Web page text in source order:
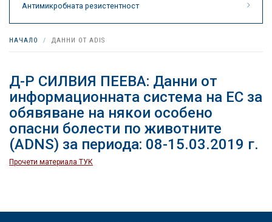
Антимикробната резистентност
НАЧАЛО ДАННИ ОТ ADIS
Д-Р СИЛВИЯ ПЕЕВА: Данни от
информационната система на ЕС за
обявяване на някои особено
опасни болести по животните
(ADNS) за периода: 08-15.03.2019 г.
Прочети материала ТУК